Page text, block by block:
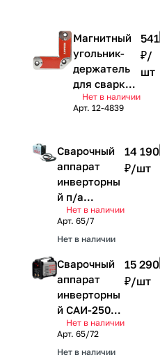
Магнитный
угольник-
держатель
для сварки
на 4 угла,
усилие 11,3
Нет в наличии
Арт. 12-4839
541
₽/
шт
Сварочный
аппарат
инверторны
й п/а
САИПА-135
Ресанта
Нет в наличии
Арт. 65/7
Нет в наличии
14 190
₽/шт
Сварочный
аппарат
инверторны
й САИ-250Т
LUX Ресанта
Нет в наличии
Арт. 65/72
Нет в наличии
15 290
₽/шт